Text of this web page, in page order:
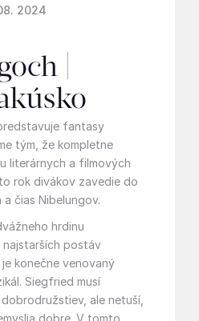
2024
|
fantasy
tým, že kompletne
literárnych a filmových
rok divákov zavedie do
čias Nibelungov.
hrdinu
najstarších postáv
konečne venovaný
Siegfried musí
ale netuší,
dobre. V tomto